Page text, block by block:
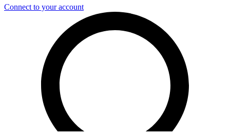
Connect to your account